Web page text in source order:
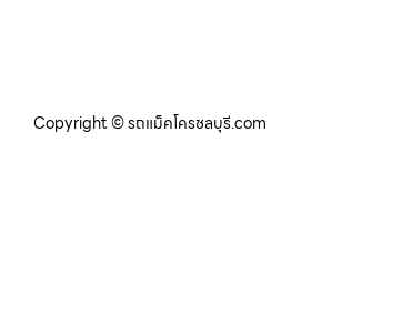
Copyright © รถแม็คโครชลบุรี.com